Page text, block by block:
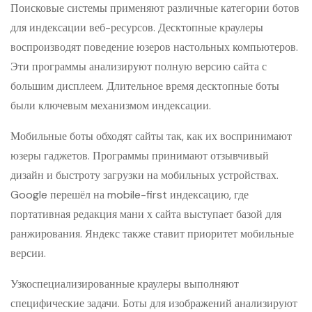
Поисковые системы применяют различные категории ботов
для индексации веб-ресурсов. Десктопные краулеры
воспроизводят поведение юзеров настольных компьютеров.
Эти программы анализируют полную версию сайта с
большим дисплеем. Длительное время десктопные боты
были ключевым механизмом индексации.
Мобильные боты обходят сайты так, как их воспринимают
юзеры гаджетов. Программы принимают отзывчивый
дизайн и быстроту загрузки на мобильных устройствах.
Google перешёл на mobile-first индексацию, где
портативная редакция мани х сайта выступает базой для
ранжирования. Яндекс также ставит приоритет мобильные
версии.
Узкоспециализированные краулеры выполняют
специфические задачи. Боты для изображений анализируют